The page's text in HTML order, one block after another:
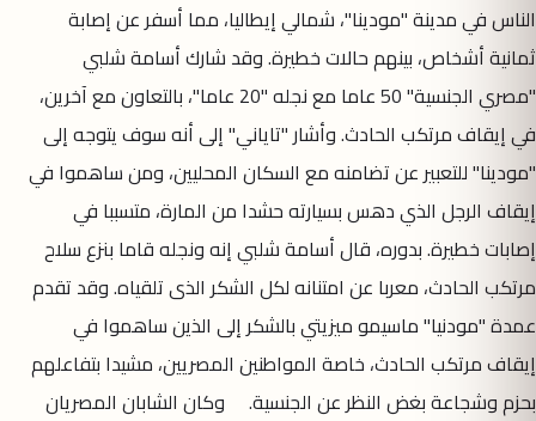
الناس في مدينة "مودينا"، شمالي إيطاليا، مما أسفر عن إصابة
ثمانية أشخاص، بينهم حالات خطيرة. وقد شارك أسامة شلبي
"مصري الجنسية" 50 عاما مع نجله "20 عاما"، بالتعاون مع آخرين،
في إيقاف مرتكب الحادث. وأشار "تاياني" إلى أنه سوف يتوجه إلى
"مودينا" للتعبير عن تضامنه مع السكان المحليين، ومن ساهموا في
إيقاف الرجل الذي دهس بسيارته حشدا من المارة، متسببا في
إصابات خطيرة. بدوره، قال أسامة شلبي إنه ونجله قاما بنزع سلاح
مرتكب الحادث، معربا عن امتنانه لكل الشكر الذى تلقياه. وقد تقدم
عمدة "مودنيا" ماسيمو ميزيتي بالشكر إلى الذين ساهموا في
إيقاف مرتكب الحادث، خاصة المواطنين المصريين، مشيدا بتفاعلهم
بحزم وشجاعة بغض النظر عن الجنسية. وكان الشابان المصريان